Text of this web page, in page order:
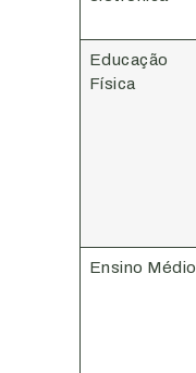
Educação
Física
Ensino Médio